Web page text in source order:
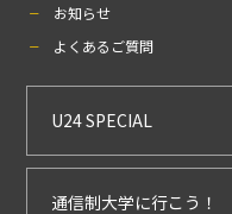
お知らせ
よくあるご質問
U24 SPECIAL
通信制大学に行こう！